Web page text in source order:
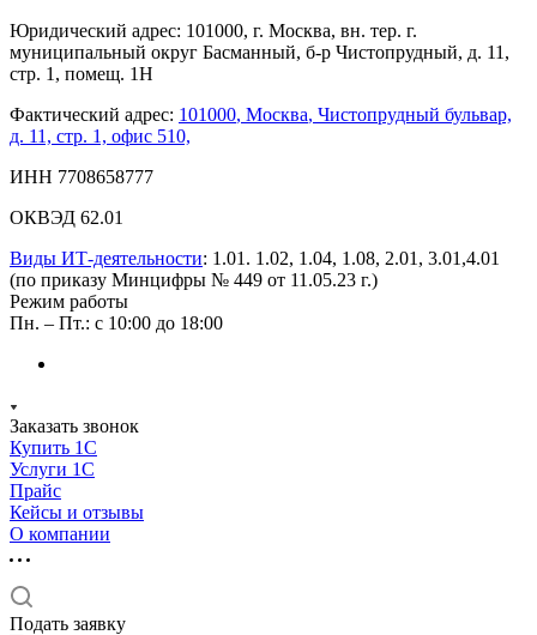
Юридический адрес: 101000, г. Москва, вн. тер. г.
муниципальный округ Басманный, б-р Чистопрудный, д. 11,
стр. 1, помещ. 1Н
Фактический адрес: 101000, Москва, Чистопрудный бульвар,
д. 11, стр. 1, офис 510,
ИНН 7708658777
ОКВЭД 62.01
Виды ИТ-деятельности: 1.01. 1.02, 1.04, 1.08, 2.01, 3.01,4.01
(по приказу Минцифры № 449 от 11.05.23 г.)
Режим работы
Пн. – Пт.: с 10:00 до 18:00
Заказать звонок
Купить 1С
Услуги 1С
Прайс
Кейсы и отзывы
О компании
Подать заявку